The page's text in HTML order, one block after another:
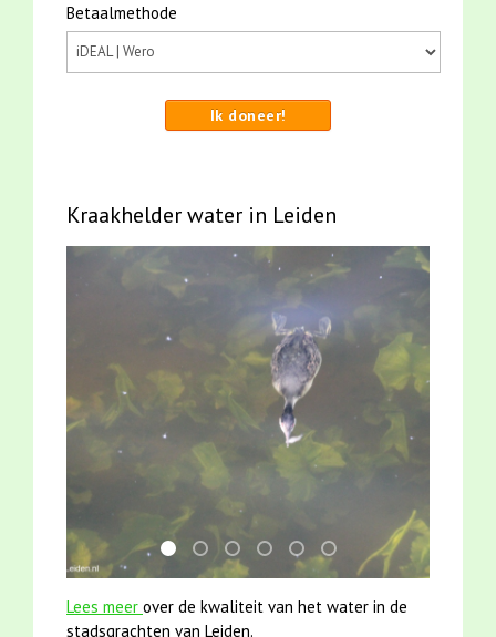
Betaalmethode
Ik doneer!
Kraakhelder water in Leiden
mei2021 watervogelmethode fuut met baars
smoelenboek fifi en karper nieuwsbrief-
jun2021 zaklv 5 snoekje MOOI
karper met kattenklimtouw
jun2021 28 brasem en
mei2021 1 snoekje
Lees meer over de kwaliteit van het water in de
stadsgrachten van Leiden.